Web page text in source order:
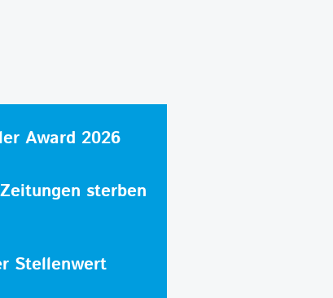
Award 2026
sterben
Stellenwert